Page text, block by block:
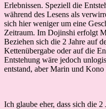
Erlebnissen. Speziell die
während des Lesens als
sich hier weniger um eine
Zeitraum. Im Dojinshi erfolgt
Beziehen sich die 2 Jahre auf
Kettenübergabe oder auf die
Entstehung wäre jedoch
entstand, aber Marin und Kono
Ich glaube eher, dass sich die